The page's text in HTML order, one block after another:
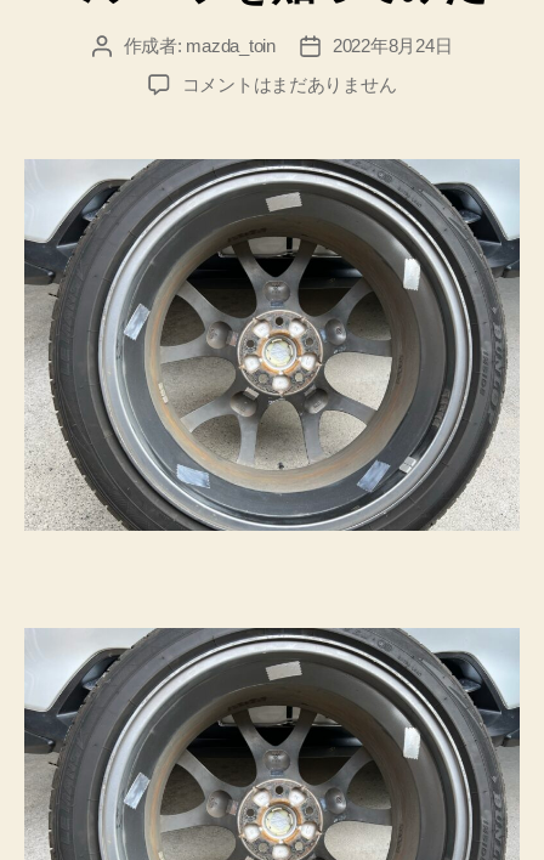
投 作成者: mazda_toin
投
稿
日
2022年8月24日
燃
よ
く
な
る
の
か…？！
イ
ー
ル
に
ア
ル
ミ
テ
貼
っ
て
み
た
へ
の
コメントはまだありません